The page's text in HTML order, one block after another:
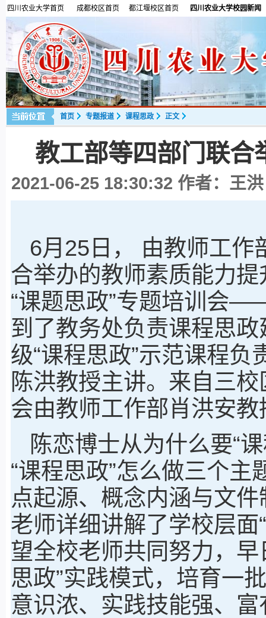
四川农业大学首页 成都校区首页 都江堰校区首页 四川农业大学校园新闻
首页 专题报道 课程思政 正文
教工部等四部门联合
2021-06-25 18:30:32 作者：王
6月25日， 由教师工作
合举办的教师素质能力
“课题思政”专题培训会
到了教务处负责课程思
级“课程思政”示范课程
陈洪教授主讲。来自三
会由教师工作部肖洪安教
陈恋博士从为什么要“
“课程思政”怎么做三个主
点起源、概念内涵与文
老师详细讲解了学校层面
望全校老师共同努力，
思政”实践模式，培育一
意识浓、实践技能强、